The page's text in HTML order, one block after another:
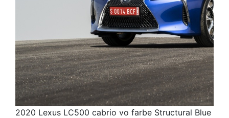
2020 Lexus LC500 cabrio vo farbe Structural Blue